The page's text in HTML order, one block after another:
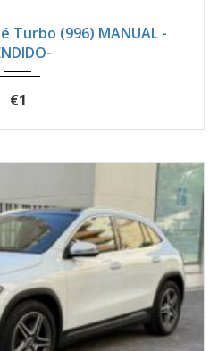
Turbo (996) MANUAL -
€1